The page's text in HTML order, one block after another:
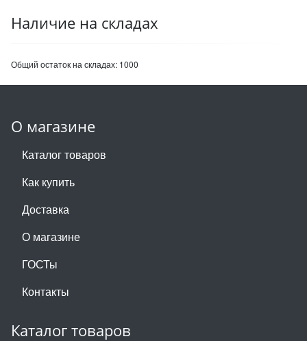
Наличие на складах
Общий остаток на складах: 1000
О магазине
Каталог товаров
Как купить
Доставка
О магазине
ГОСТы
Контакты
Каталог товаров